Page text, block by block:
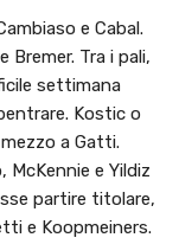
e Cabal.
Bremer. Tra i pali,
settimana
Kostic o
a Gatti.
McKennie e Yildiz
partire titolare,
e Koopmeiners.